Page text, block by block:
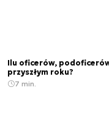
Ilu oficerów,
przyszłym roku?
7 min.